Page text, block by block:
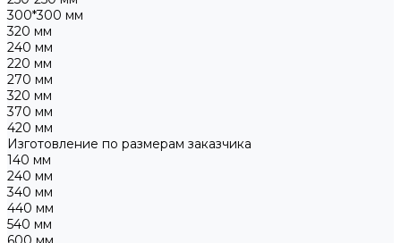
300*300 мм
320 мм
240 мм
220 мм
270 мм
320 мм
370 мм
420 мм
Изготовление по размерам заказчика
140 мм
240 мм
340 мм
440 мм
540 мм